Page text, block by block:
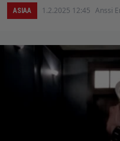
ASIAA 1.2.2025 12:45 Anssi